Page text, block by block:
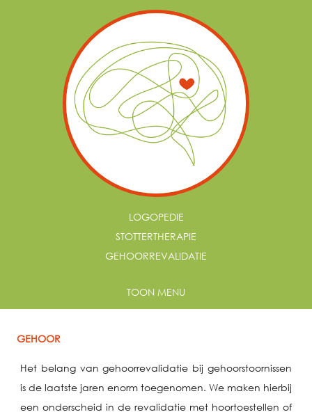
LOGOPEDIE
STOTTERTHERAPIE
GEHOORREVALIDATIE
TOON MENU
GEHOOR
Het belang van gehoorrevalidatie bij gehoorstoornissen
is de laatste jaren enorm toegenomen. We maken hierbij
een onderscheid in de revalidatie met hoortoestellen of